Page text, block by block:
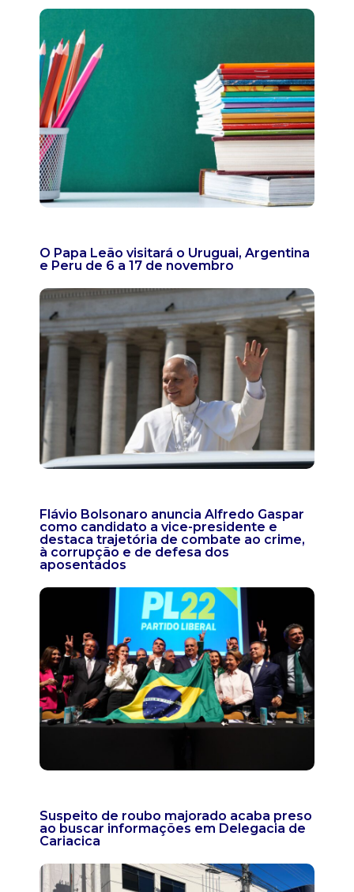
O Papa Leão visitará o Uruguai, Argentina
e Peru de 6 a 17 de novembro
Flávio Bolsonaro anuncia Alfredo Gaspar
como candidato a vice-presidente e
destaca trajetória de combate ao crime,
à corrupção e de defesa dos
aposentados
Suspeito de roubo majorado acaba preso
ao buscar informações em Delegacia de
Cariacica